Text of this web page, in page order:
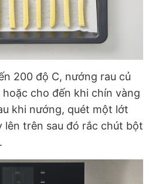
200 độ C, nướng rau củ
cho đến khi chín vàng
khi nướng, quét một lớt
lên trên sau đó rắc chút bột